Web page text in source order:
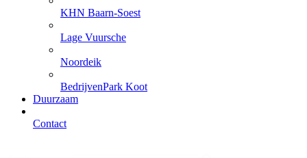
KHN Baarn-Soest
Lage Vuursche
Noordeik
BedrijvenPark Koot
Duurzaam
Contact